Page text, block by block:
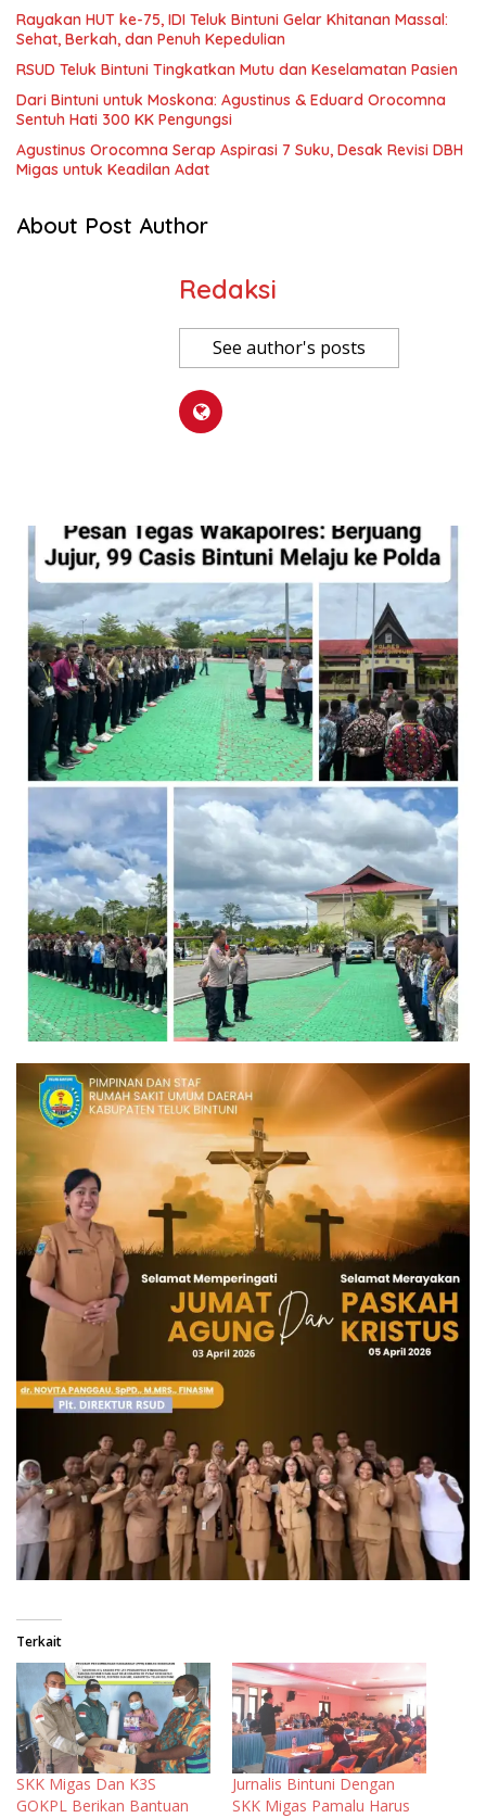
Rayakan HUT ke-75, IDI Teluk Bintuni Gelar Khitanan Massal:
Sehat, Berkah, dan Penuh Kepedulian
RSUD Teluk Bintuni Tingkatkan Mutu dan Keselamatan Pasien
Dari Bintuni untuk Moskona: Agustinus & Eduard Orocomna
Sentuh Hati 300 KK Pengungsi
Agustinus Orocomna Serap Aspirasi 7 Suku, Desak Revisi DBH
Migas untuk Keadilan Adat
About Post Author
Redaksi
See author's posts
Terkait
SKK Migas Dan K3S
GOKPL Berikan Bantuan
Jurnalis Bintuni Dengan
SKK Migas Pamalu Harus